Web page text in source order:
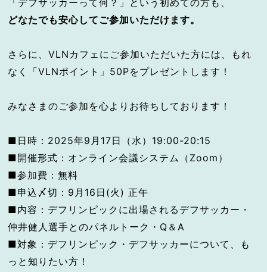
「デフサッカーって何？」という初めての方も、
どなたでも安心してご参加いただけます。
さらに、VLNカフェにご参加いただいた方には、もれ
なく「VLNポイント」50Pをプレゼントします！
みなさまのご参加を心よりお待ちしております！
■日時：2025年9月17日（水）19:00-20:15
■開催形式：オンライン会議システム（Zoom）
■参加費：無料
■申込〆切：9月16日(火) 正午
■内容：デフリンピックに出場されるデフサッカー・
仲井健人選手とのパネルトーク・Q＆A
■対象：デフリンピック・デフサッカーについて、も
っと知りたい方！